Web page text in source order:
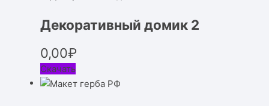
Декоративный домик 2
0,00₽
Скачать